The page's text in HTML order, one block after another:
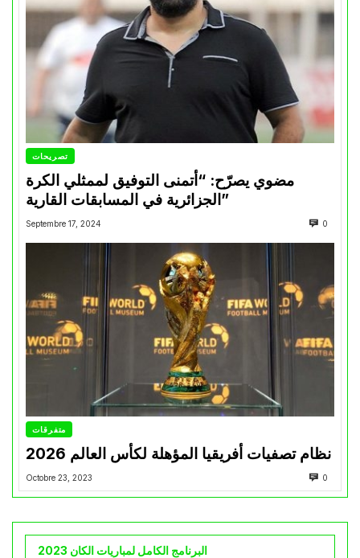
تصريحات
مضوي يصرّح: “أتمنى التوفيق لممثلي الكرة
الجزائرية في المسابقات القارية”
Septembre 17, 2024 0
متفرقات
نظام تصفيات أفريقيا المؤهلة لكأس العالم 2026
Octobre 23, 2023 0
البرنامج الكامل لمباريات الكان 2023